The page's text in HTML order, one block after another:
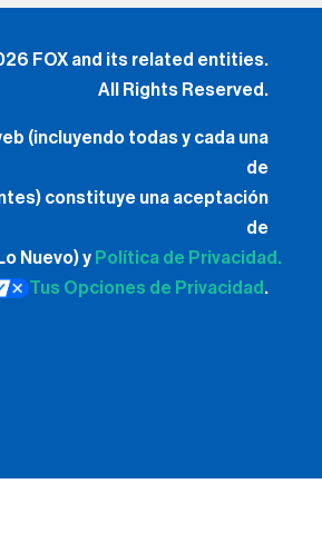
FOX and its related entities.
All Rights Reserved.
(incluyendo todas y cada una
de
constituye una aceptación
de
Nuevo) y Política de Privacidad.
Tus Opciones de Privacidad .